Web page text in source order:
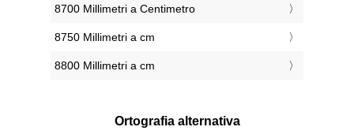
8700 Millimetri a Centimetro
8750 Millimetri a cm
8800 Millimetri a cm
Ortografia alternativa